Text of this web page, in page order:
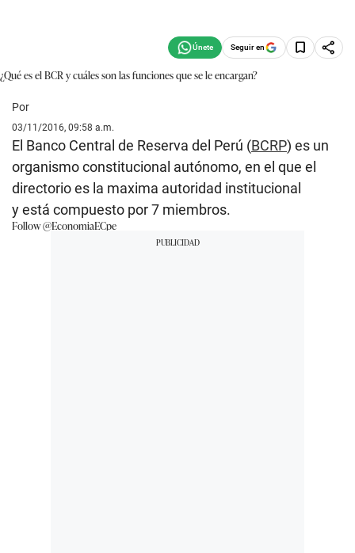
Seguir en
¿Qué es el BCR y cuáles son las funciones que se le encargan?
Por
03/11/2016, 09:58 a.m.
El Banco Central de Reserva del Perú (BCRP) es un
organismo constitucional autónomo, en el que el
directorio es la maxima autoridad institucional
y está compuesto por 7 miembros.
Follow @EconomiaECpe